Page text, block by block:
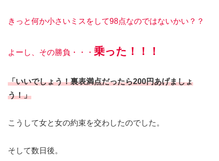
きっと何か小さいミスをして98点なのではないかい？？
よーし、その勝負・・・ 乗った！！！
「いいでしょう！裏表満点だったら200円あげましょ
う！」
こうして女と女の約束を交わしたのでした。
そして数日後。